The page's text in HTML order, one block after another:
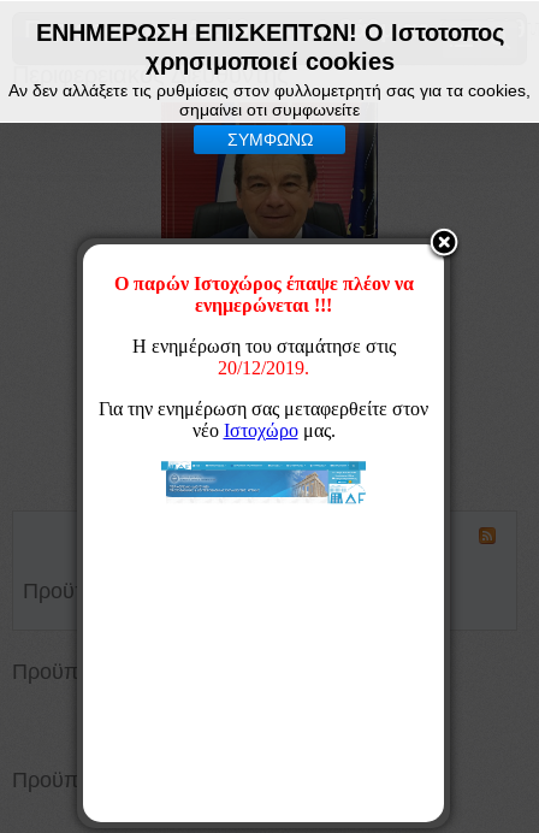
Περιφερειακή Διεύθυνση Α βάθμιας & Β
ΕΝΗΜΕΡΩΣΗ ΕΠΙΣΚΕΠΤΩΝ! Ο Ιστοτοπος
χρησιμοποιεί cookies
Αν δεν αλλάξετε τις ρυθμίσεις στον φυλλομετρητή σας για τα cookies,
σημαίνει οτι συμφωνείτε
ΣΥΜΦΩΝΩ
Περιφερειακός Διευθυντής
Βιογραφικό Γεωργίου Κόσυβα
Χαιρετισμός για την ανάληψη των καθηκόντων
Χαιρετισμός για την νέα Σχολική Χρονιά
Προϋπολογισμοί
Προϋπολογισμός Νοεμβρίου 2019
Προϋπολογισμός Οκτωβρίου 2019